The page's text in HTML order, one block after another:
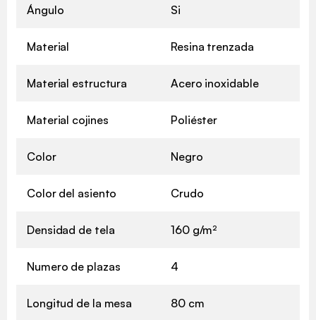
Ángulo Si
Material Resina trenzada
Material estructura Acero inoxidable
Material cojines Poliéster
Color Negro
Color del asiento Crudo
Densidad de tela 160 g/m²
Numero de plazas 4
Longitud de la mesa 80 cm